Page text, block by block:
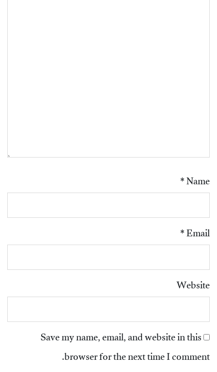
Name
*
Email
*
Website
Save my name, email, and website in this
browser for the next time I comment.